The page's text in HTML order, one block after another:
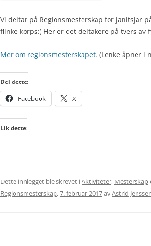
Vi deltar på Regionsmesterskap for janitsjar
flinke korps:) Her er det deltakere på tvers av
Mer om regionsmesterskapet. (Lenke åpner i
Del dette:
Facebook X
Lik dette:
Dette innlegget ble skrevet iAktiviteter, Mesterskap
Regionsmesterskap,7. februar 2017avAstrid Jenssen